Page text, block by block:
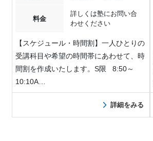
料金
詳しくは塾にお問い合
わせください
【スケジュール・時間割】一人ひとりの
受講科目や希望の時間帯にあわせて、時
間割を作成いたします。S限 8:50～
10:10A…
詳細をみる